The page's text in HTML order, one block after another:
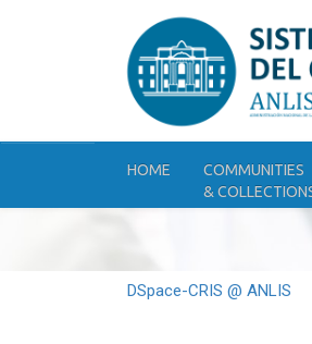
HOME
COMMUNITIES
&
DSpace-CRIS @ ANLIS